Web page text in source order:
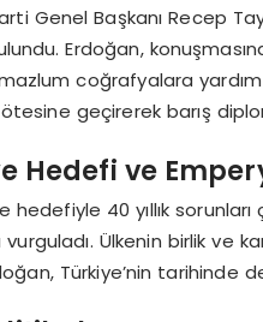
Genel Başkanı Recep
Erdoğan,
coğrafyalara yardım
ötesine geçirerek barış
Hedefi ve
hedefiyle 40 yıllık
Ülkenin birlik ve
Türkiye’nin